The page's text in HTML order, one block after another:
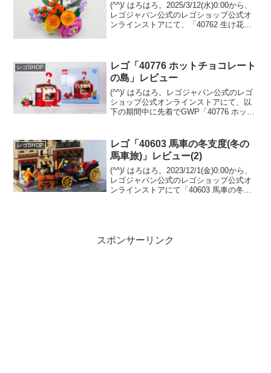
(^^)/ はろはろ。2025/3/12(水)0:00から、
レゴジャパン公式のレゴショップ公式オ
ンラインストアにて、「40762 生け花」
レゴSHOP
レゴ「40776 ホットチョコレート
の島」レビュー
(^^)/ はろはろ。レゴジャパン公式のレゴ
ショップ公式オンラインストアにて、以
下の期間中に先着でGWP「40776 ホット
（オファーページ）・2025/11/...
レゴSHOP
レゴ「40603 馬車の冬支度(冬の
馬車旅)」レビュー(2)
(^^)/ はろはろ。2023/12/1(金)0:00から、
レゴジャパン公式のレゴショップ公式オ
ンラインストアにて「40603 馬車の冬支
スポンサーリンク